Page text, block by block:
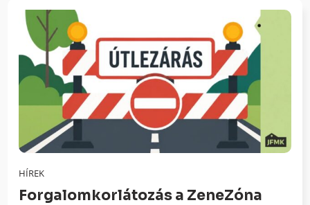
HÍREK
Forgalomkorlátozás a ZeneZóna